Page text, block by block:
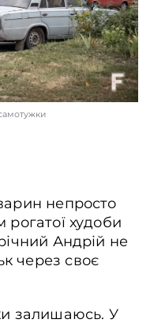
непросто
худоби
Андрій не
через своє
залишаюсь. У